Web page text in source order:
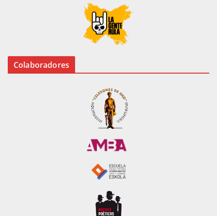
Colaboradores